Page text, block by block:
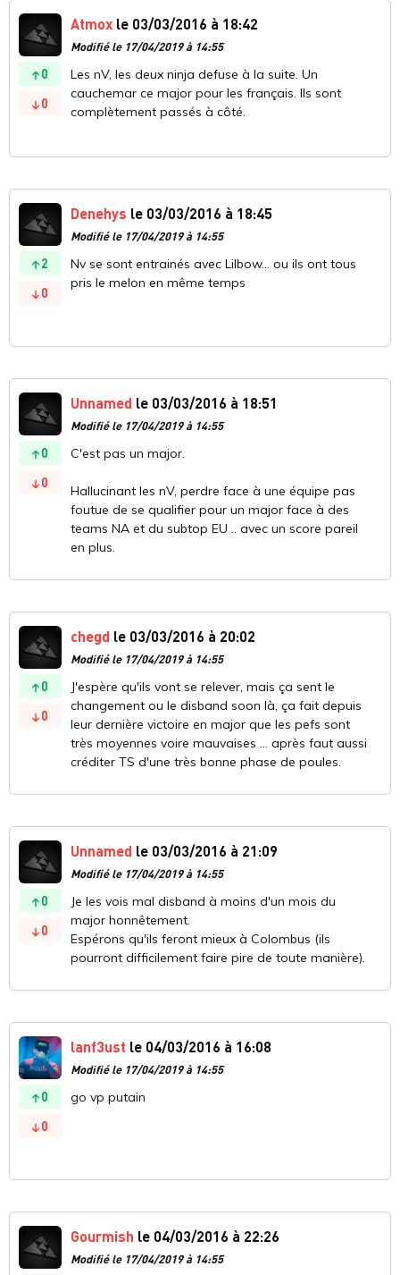
0
0
Atmox le 03/03/2016 à 18:42
Modifié le 17/04/2019 à 14:55
Les nV, les deux ninja defuse à la suite. Un
cauchemar ce major pour les français. Ils sont
complètement passés à côté.
2
0
Denehys le 03/03/2016 à 18:45
Modifié le 17/04/2019 à 14:55
Nv se sont entrainés avec Lilbow... ou ils ont tous
pris le melon en même temps
0
0
Unnamed le 03/03/2016 à 18:51
Modifié le 17/04/2019 à 14:55
C'est pas un major.
Hallucinant les nV, perdre face à une équipe pas
foutue de se qualifier pour un major face à des
teams NA et du subtop EU .. avec un score pareil
en plus.
0
0
chegd le 03/03/2016 à 20:02
Modifié le 17/04/2019 à 14:55
J'espère qu'ils vont se relever, mais ça sent le
changement ou le disband soon là, ça fait depuis
leur dernière victoire en major que les pefs sont
très moyennes voire mauvaises ... après faut aussi
créditer TS d'une très bonne phase de poules.
0
0
Unnamed le 03/03/2016 à 21:09
Modifié le 17/04/2019 à 14:55
Je les vois mal disband à moins d'un mois du
major honnêtement.
Espérons qu'ils feront mieux à Colombus (ils
pourront difficilement faire pire de toute manière).
0
0
lanf3ust le 04/03/2016 à 16:08
Modifié le 17/04/2019 à 14:55
go vp putain
Gourmish le 04/03/2016 à 22:26
Modifié le 17/04/2019 à 14:55